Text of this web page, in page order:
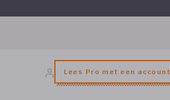
Lees Pro met een account